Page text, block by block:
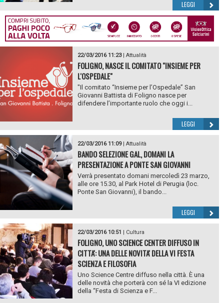
LEGGI
22/03/2016 11:23| Attualità
FOLIGNO, NASCE IL COMITATO "INSIEME PER
L'OSPEDALE"
"Il comitato “Insieme per l’Ospedale” San
Giovanni Battista di Foligno nasce per
difendere l’importante ruolo che oggi i...
LEGGI
22/03/2016 11:09| Attualità
BANDO SELEZIONE GAL, DOMANI LA
PRESENTAZIONE A PONTE SAN GIOVANNI
Verrà presentato domani mercoledì 23 marzo,
alle ore 15.30, al Park Hotel di Perugia (loc.
Ponte San Giovanni), il bando...
LEGGI
22/03/2016 10:51 Cultura
FOLIGNO, UNO SCIENCE CENTER DIFFUSO IN
CITTA': UNA DELLE NOVITA' DELLA VI FESTA
SCIENZA E FILOSOFIA
Uno Science Centre diffuso nella città. È una
delle novità che porterà con sé la VI edizione
della “Festa di Scienza e F...